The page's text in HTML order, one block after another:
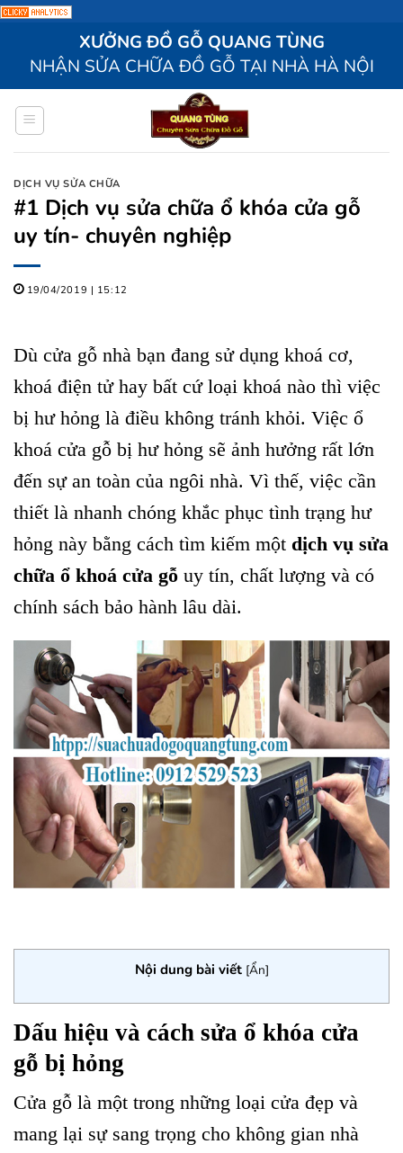
XƯỞNG ĐỒ GỖ QUANG TÙNG
NHẬN SỬA CHỮA ĐỒ GỖ TẠI NHÀ HÀ NỘI
DỊCH VỤ SỬA CHỮA
#1 Dịch vụ sửa chữa ổ khóa cửa gỗ
uy tín- chuyên nghiệp
19/04/2019 | 15:12
Dù cửa gỗ nhà bạn đang sử dụng khoá cơ,
khoá điện tử hay bất cứ loại khoá nào thì việc
bị hư hỏng là điều không tránh khỏi. Việc ổ
khoá cửa gỗ bị hư hỏng sẽ ảnh hưởng rất lớn
đến sự an toàn của ngôi nhà. Vì thế, việc cần
thiết là nhanh chóng khắc phục tình trạng hư
hỏng này bằng cách tìm kiếm một dịch vụ sửa
chữa ổ khoá cửa gỗ uy tín, chất lượng và có
chính sách bảo hành lâu dài.
Nội dung bài viết [Ẩn]
Dấu hiệu và cách sửa ổ khóa cửa
gỗ bị hỏng
Cửa gỗ là một trong những loại cửa đẹp và
mang lại sự sang trọng cho không gian nhà